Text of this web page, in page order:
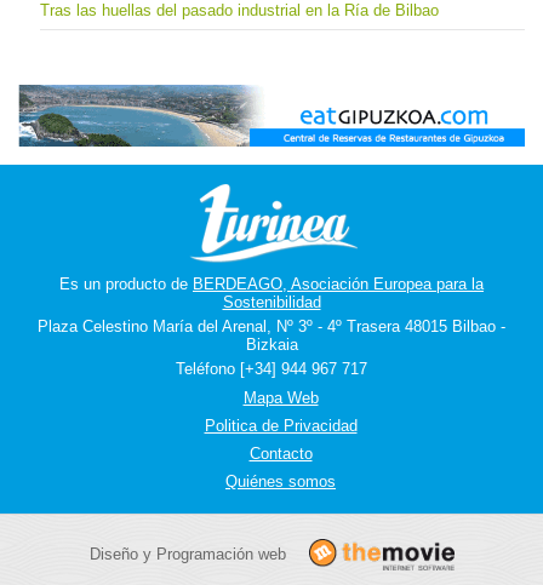
Tras las huellas del pasado industrial en la Ría de Bilbao
Es un producto de BERDEAGO, Asociación Europea para la
Sostenibilidad
Plaza Celestino María del Arenal, Nº 3º - 4º Trasera 48015 Bilbao -
Bizkaia
Teléfono [+34] 944 967 717
Mapa Web
Politica de Privacidad
Contacto
Quiénes somos
Diseño y Programación web